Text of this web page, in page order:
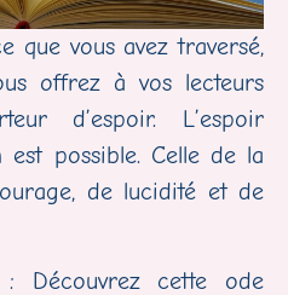
que vous avez traversé,
offrez à vos lecteurs
d’espoir. L’espoir
est possible. Celle de la
de lucidité et de
: Découvrez cette ode